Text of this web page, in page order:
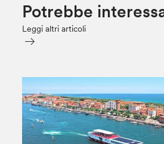
Potrebbe
Leggi altri articoli